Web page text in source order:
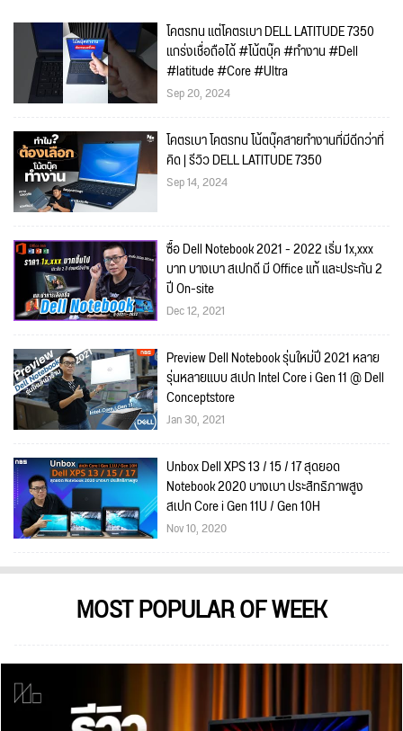
โคตรทน แต่โคตรเบา DELL LATITUDE 7350
แกร่งเชื่อถือได้ #โน้ตบุ๊ค #ทำงาน #Dell
#latitude #Core #Ultra
Sep 20, 2024
โคตรเบา โคตรทน โน้ตบุ๊คสายทำงานที่มีดีกว่าที่
คิด | รีวิว DELL LATITUDE 7350
Sep 14, 2024
ซื้อ Dell Notebook 2021 - 2022 เริ่ม 1x,xxx
บาท บางเบา สเปกดี มี Office แท้ และประกัน 2
ปี On-site
Dec 12, 2021
Preview Dell Notebook รุ่นใหม่ปี 2021 หลาย
รุ่นหลายแบบ สเปก Intel Core i Gen 11 @ Dell
Conceptstore
Jan 30, 2021
Unbox Dell XPS 13 / 15 / 17 สุดยอด
Notebook 2020 บางเบา ประสิทธิภาพสูง
สเปก Core i Gen 11U / Gen 10H
Nov 10, 2020
MOST POPULAR OF WEEK